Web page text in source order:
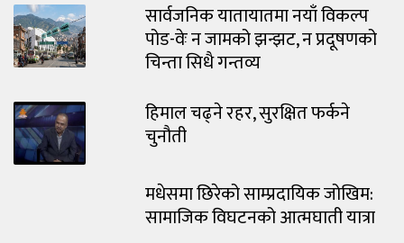
सार्वजनिक यातायातमा नयाँ विकल्प
पोड-वेः न जामको झन्झट, न प्रदूषणको
चिन्ता सिधै गन्तव्य
हिमाल चढ्ने रहर, सुरक्षित फर्कने
चुनौती
मधेसमा छिरेको साम्प्रदायिक जोखिम:
सामाजिक विघटनको आत्मघाती यात्रा